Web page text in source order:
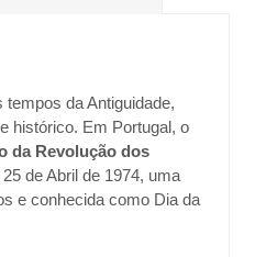
da Antiguidade,
histórico. Em Portugal, o
da Revolução dos
de Abril de 1974, uma
e conhecida como Dia da